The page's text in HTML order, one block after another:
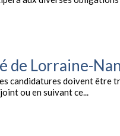
de Lorraine-
candidatures doivent être
ou en suivant ce...